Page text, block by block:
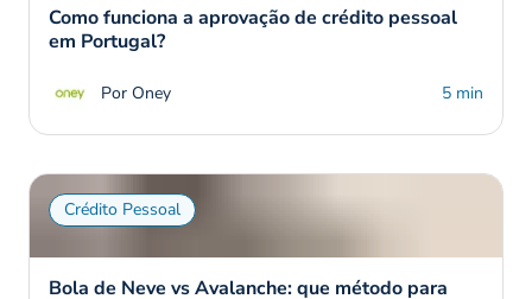
Como funciona a aprovação de crédito pessoal
em Portugal?
Por Oney 5 min
Crédito Pessoal
Bola de Neve vs Avalanche: que método para